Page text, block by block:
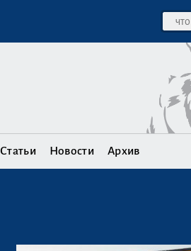
Статьи Новости Архив